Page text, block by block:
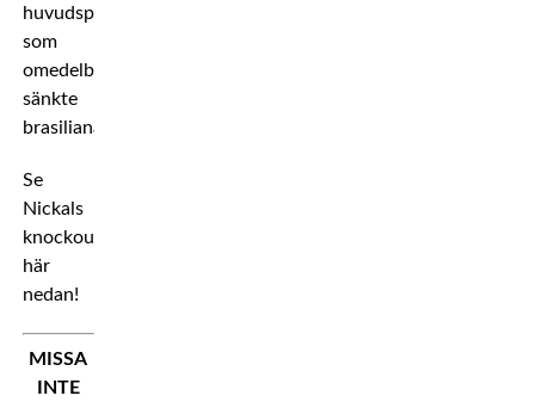
huvudspark
som
omedelbart
sänkte
brasilianaren.
Se
Nickals
knockoutvinst
här
nedan!
MISSA
INTE